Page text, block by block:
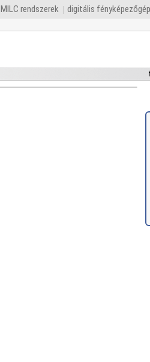
MILC rendszerek digitális